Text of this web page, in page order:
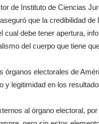
de Instituto de Ciencias
que la credibilidad
cual debe tener apertura,
del cuerpo que tiene
órganos electorales de
y legitimidad en los
al órgano electoral,